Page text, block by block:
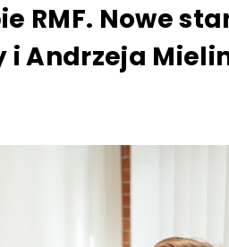
RMF. Nowe
i Andrzeja